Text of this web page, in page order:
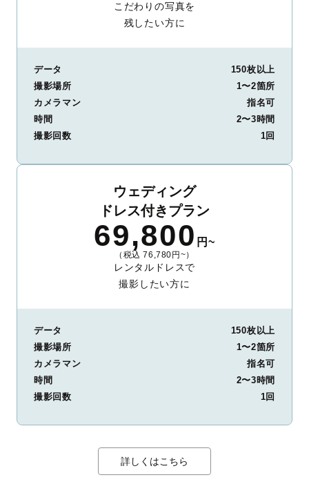
こだわりの写真を
残したい方に
データ
150枚以上
撮影場所
1〜2箇所
カメラマン
指名可
時間
2〜3時間
撮影回数
1回
ウェディング
ドレス付きプラン
69,800 円~
（税込 76,780円~）
レンタルドレスで
撮影したい方に
データ
150枚以上
撮影場所
1〜2箇所
カメラマン
指名可
時間
2〜3時間
撮影回数
1回
詳しくはこちら